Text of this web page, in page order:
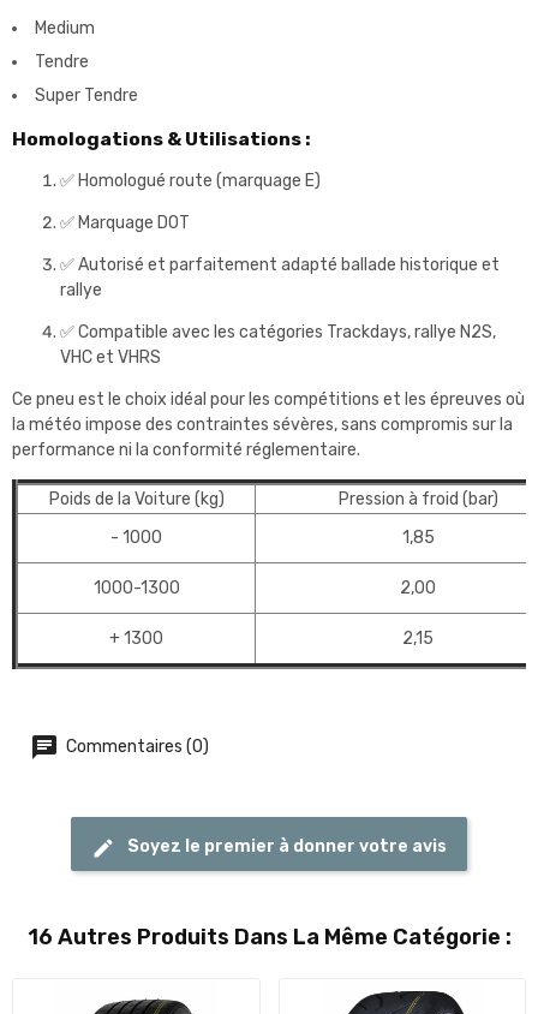
Medium
Tendre
Super Tendre
Homologations & Utilisations :
✅ Homologué route (marquage E)
✅ Marquage DOT
✅ Autorisé et parfaitement adapté ballade historique et
rallye
✅ Compatible avec les catégories Trackdays, rallye N2S,
VHC et VHRS
Ce pneu est le choix idéal pour les compétitions et les épreuves où
la météo impose des contraintes sévères, sans compromis sur la
performance ni la conformité réglementaire.
Poids de la Voiture (kg)
Pression à froid (bar)
- 1000
1,85
1000-1300 2,00
+ 1300 2,15
Commentaires (0)
Soyez le premier à donner votre avis
16 Autres Produits Dans La Même Catégorie :